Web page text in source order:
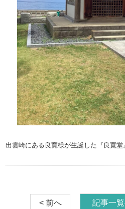
出雲崎にある良寛様が生誕した『良寛堂
< 前へ 記事一